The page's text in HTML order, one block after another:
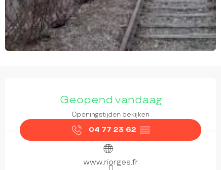
Geopend vandaag
Openingstijden bekijken
04 77 23 62 ▒▒
www.riorges.fr